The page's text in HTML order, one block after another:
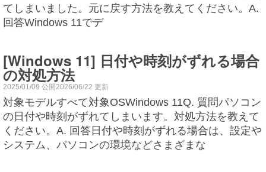
てしまいました。元に戻す方法を教えてください。A.
回答Windows 11でデ
[Windows 11] 日付や時刻がずれる場合
の対処方法
2025/01/09 公開2026/06/22 更新
対象モデルすべて対象OSWindows 11Q. 質問パソコン
の日付や時刻がずれてしまいます。対処方法を教えて
ください。A. 回答日付や時刻がずれる場合は、設定や
システム、パソコンの環境などさまざまな